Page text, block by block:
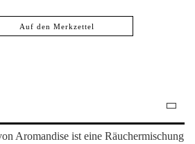
Auf den Merkzettel
Aromandise ist eine Räuchermischung